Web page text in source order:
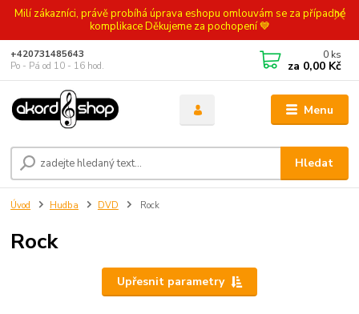
Milí zákazníci, právě probíhá úprava eshopu omlouvám se za případné
komplikace Děkujeme za pochopení 💙
Menu
Hledat
+420731485643
Po - Pá od 10 - 16 hod.
0 ks
za 0,00 Kč
Úvod Hudba DVD Rock
Rock
Upřesnit parametry